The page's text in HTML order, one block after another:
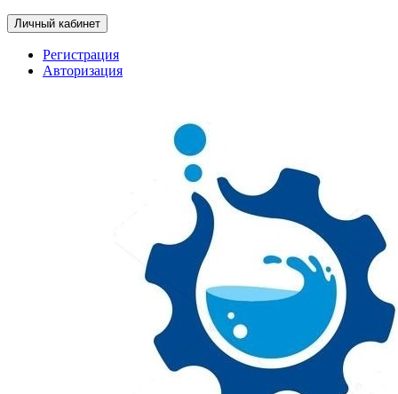
Личный кабинет
Регистрация
Авторизация